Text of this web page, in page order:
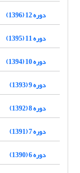
دوره 12 (1396)
دوره 11 (1395)
دوره 10 (1394)
دوره 9 (1393)
دوره 8 (1392)
دوره 7 (1391)
دوره 6 (1390)